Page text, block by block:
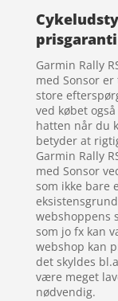
prisgaranti
Garmin Rally
med Sonsor
store
ved købet
hatten når du
betyder at
Garmin Rally
med Sonsor
som ikke bare
webshoppens
som jo fx kan
webshop kan
det skyldes
være meget
nødvendig.